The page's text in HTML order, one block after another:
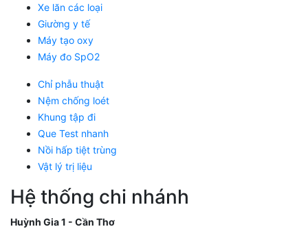
Xe lăn các loại
Giường y tế
Máy tạo oxy
Máy đo SpO2
Chỉ phẫu thuật
Nệm chống loét
Khung tập đi
Que Test nhanh
Nồi hấp tiệt trùng
Vật lý trị liệu
Hệ thống chi nhánh
Huỳnh Gia 1 - Cần Thơ